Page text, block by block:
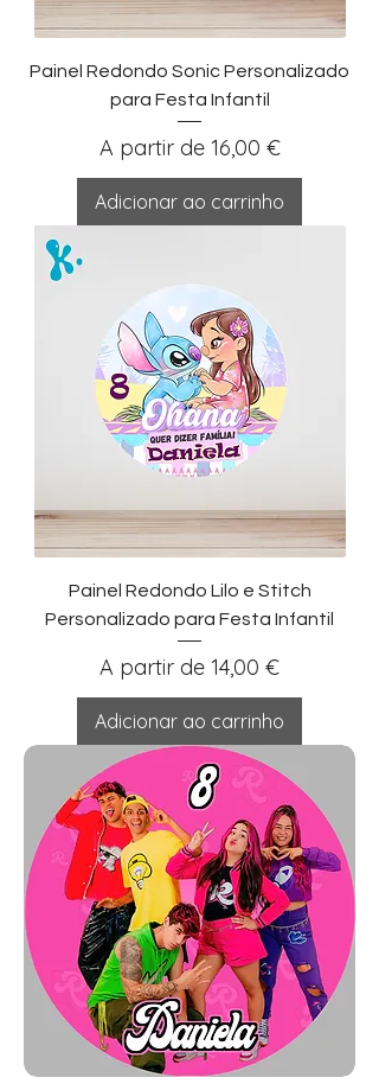
Painel Redondo Sonic Personalizado
para Festa Infantil
A partir de 16,00 €
Preço promocional
Adicionar ao carrinho
Painel Redondo Lilo e Stitch
Personalizado para Festa Infantil
A partir de 14,00 €
Preço promocional
Adicionar ao carrinho